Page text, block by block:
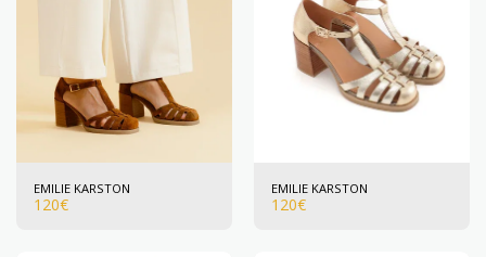
EMILIE KARSTON
120€
EMILIE KARSTON
120€